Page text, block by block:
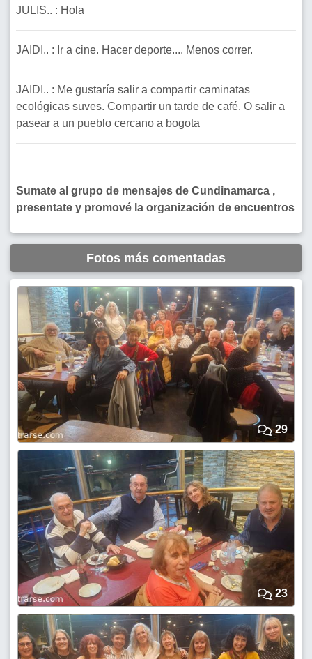
JULIS.. : Hola
JAIDI.. : Ir a cine. Hacer deporte.... Menos correr.
JAIDI.. : Me gustaría salir a compartir caminatas
ecológicas suves. Compartir un tarde de café. O salir a
pasear a un pueblo cercano a bogota
Sumate al grupo de mensajes de Cundinamarca ,
presentate y promové la organización de encuentros
Fotos más comentadas
29
23